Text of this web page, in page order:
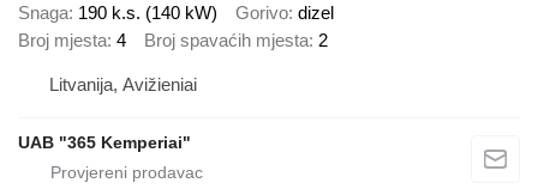
Snaga 190 k.s. (140 kW) Gorivo dizel
Broj mjesta 4 Broj spavaćih mjesta 2
Litvanija, Avižieniai
UAB "365 Kemperiai"